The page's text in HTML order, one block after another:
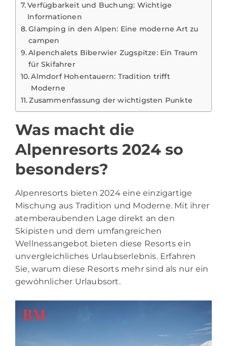
Verfügbarkeit und Buchung: Wichtige
Informationen
Glamping in den Alpen: Eine moderne Art zu
campen
Alpenchalets Biberwier Zugspitze: Ein Traum
für Skifahrer
Almdorf Hohentauern: Tradition trifft
Moderne
Zusammenfassung der wichtigsten Punkte
Was macht die
Alpenresorts 2024 so
besonders?
Alpenresorts bieten 2024 eine einzigartige
Mischung aus Tradition und Moderne. Mit ihrer
atemberaubenden Lage direkt an den
Skipisten und dem umfangreichen
Wellnessangebot bieten diese Resorts ein
unvergleichliches Urlaubserlebnis. Erfahren
Sie, warum diese Resorts mehr sind als nur ein
gewöhnlicher Urlaubsort.